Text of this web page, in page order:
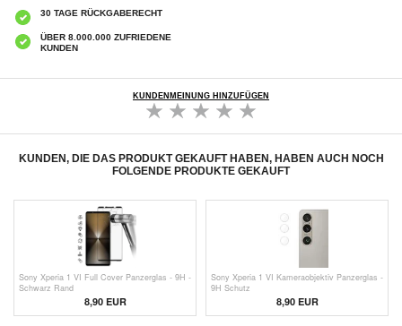
30 TAGE RÜCKGABERECHT
ÜBER 8.000.000 ZUFRIEDENE
KUNDEN
KUNDENMEINUNG HINZUFÜGEN
KUNDEN, DIE DAS PRODUKT GEKAUFT HABEN, HABEN AUCH NOCH
FOLGENDE PRODUKTE GEKAUFT
Sony Xperia 1 VI Full Cover Panzerglas - 9H -
Schwarz Rand
8,90 EUR
Sony Xperia 1 VI Kameraobjektiv Panzerglas -
9H Schutz
8,90 EUR